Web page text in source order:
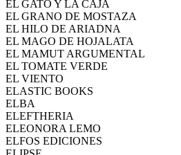
EL GATO Y LA CAJA
EL GRANO DE MOSTAZA
EL HILO DE ARIADNA
EL MAGO DE HOJALATA
EL MAMUT ARGUMENTAL
EL TOMATE VERDE
EL VIENTO
ELASTIC BOOKS
ELBA
ELEFTHERIA
ELEONORA LEMO
ELFOS EDICIONES